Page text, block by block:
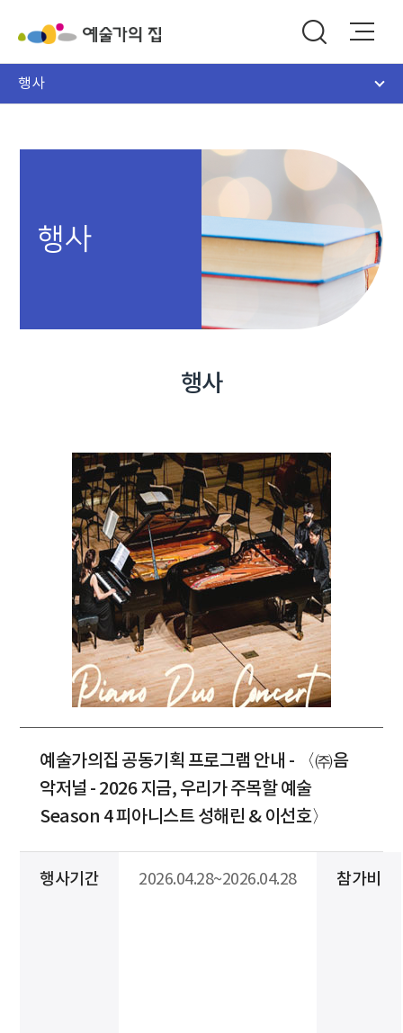
행사
행사
행사
예술가의집 공동기획 프로그램 안내 - 〈㈜음
악저널 - 2026 지금, 우리가 주목할 예술
Season 4 피아니스트 성해린 & 이선호〉
행사기간 2026.04.28~2026.04.28 참가비